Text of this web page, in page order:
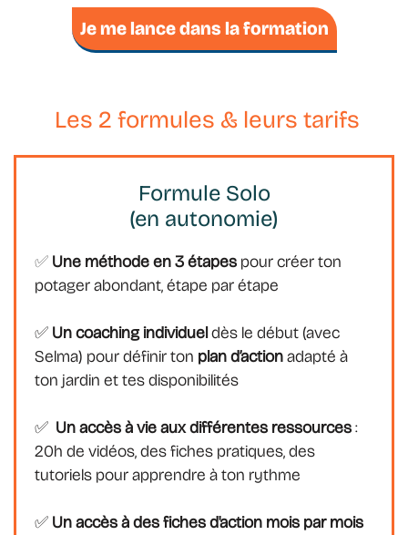
Je me lance dans la formation
Les 2 formules & leurs tarifs
Formule Solo
(en autonomie)
✅ Une méthode en 3 étapes pour créer ton
potager abondant, étape par étape
✅ Un coaching individueldès le début (avec
Selma) pour définir ton plan d’actionadapté à
ton jardin et tes disponibilités
✅ Un accès à vie aux différentes ressources:
20h de vidéos, des fiches pratiques, des
tutoriels pour apprendre à ton rythme
✅ Un accès à des fiches d'action mois par mois